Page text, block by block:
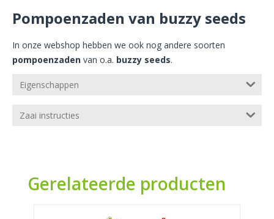
Pompoenzaden van buzzy seeds
In onze webshop hebben we ook nog andere soorten
pompoenzaden van o.a. buzzy seeds.
Eigenschappen
Zaai instructies
Gerelateerde producten